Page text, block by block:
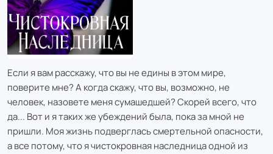
Если я вам расскажу, что вы не едины в этом мире,
поверите мне? А когда скажу, что вы, возможно, не
человек, назовете меня сумашедшей? Скорей всего, что
да... Вот и я таких же убеждений была, пока за мной не
пришли. Моя жизнь подверглась смертельной опасности,
а все потому, что я чистокровная наследница одной из